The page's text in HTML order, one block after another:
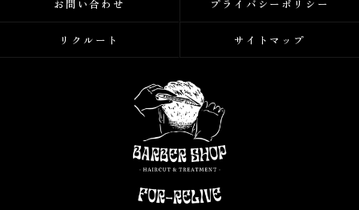
お問い合わせ プライバシーポリシー
リクルート サイトマップ